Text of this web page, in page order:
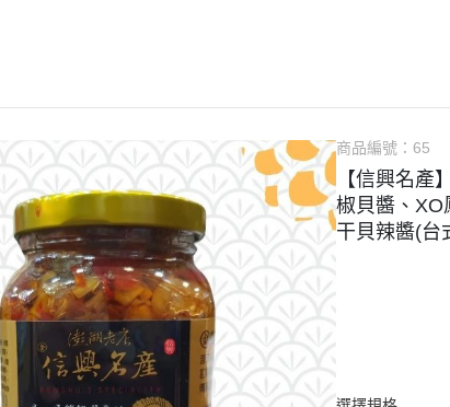
商品編號： 65
【信興名產
椒貝醬、XO
干貝辣醬(台